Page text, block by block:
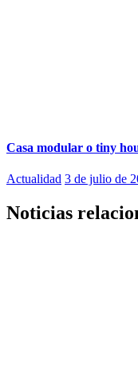
Casa modular o tiny
Actualidad 3 de julio de
Noticias